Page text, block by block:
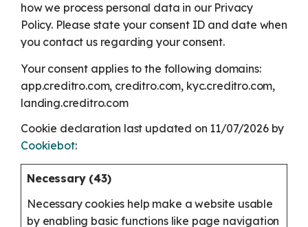
how we process personal data in our Privacy
Policy.Please state your consent ID and date when
you contact us regarding your consent.
Your consent applies to the following domains:
app.creditro.com, creditro.com, kyc.creditro.com,
landing.creditro.com
Cookie declaration last updated on 11/07/2026 by
Cookiebot:
Necessary (43)
Necessary cookies help make a website usable
by enabling basic functions like page navigation